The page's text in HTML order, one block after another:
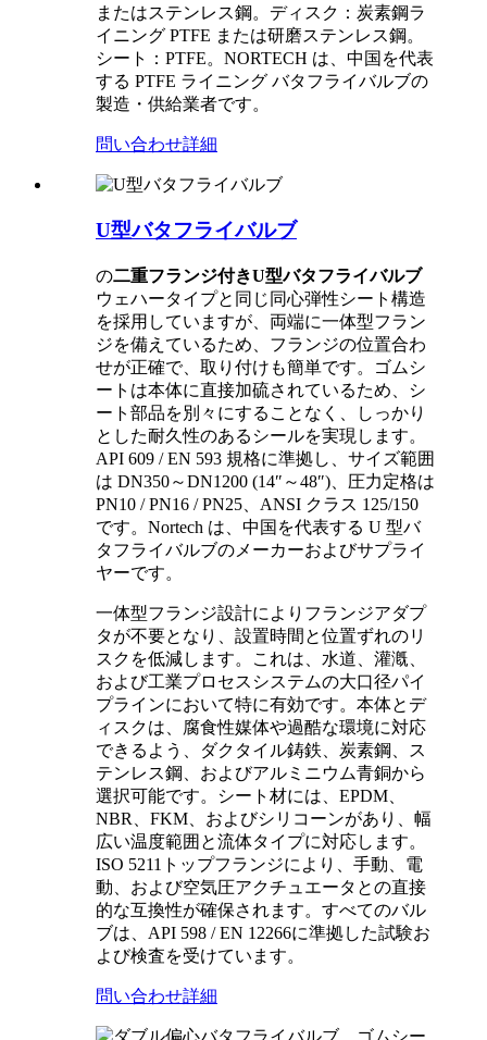
またはステンレス鋼。ディスク：炭素鋼ラ
イニング PTFE または研磨ステンレス鋼。
シート：PTFE。NORTECH は、中国を代表
する PTFE ライニング バタフライバルブの
製造・供給業者です。
問い合わせ詳細
U型バタフライバルブ
の二重フランジ付きU型バタフライバルブ
ウェハータイプと同じ同心弾性シート構造
を採用していますが、両端に一体型フラン
ジを備えているため、フランジの位置合わ
せが正確で、取り付けも簡単です。ゴムシ
ートは本体に直接加硫されているため、シ
ート部品を別々にすることなく、しっかり
とした耐久性のあるシールを実現します。
API 609 / EN 593 規格に準拠し、サイズ範囲
は DN350～DN1200 (14″～48″)、圧力定格は
PN10 / PN16 / PN25、ANSI クラス 125/150
です。Nortech は、中国を代表する U 型バ
タフライバルブのメーカーおよびサプライ
ヤーです。
一体型フランジ設計によりフランジアダプ
タが不要となり、設置時間と位置ずれのリ
スクを低減します。これは、水道、灌漑、
および工業プロセスシステムの大口径パイ
プラインにおいて特に有効です。本体とデ
ィスクは、腐食性媒体や過酷な環境に対応
できるよう、ダクタイル鋳鉄、炭素鋼、ス
テンレス鋼、およびアルミニウム青銅から
選択可能です。シート材には、EPDM、
NBR、FKM、およびシリコーンがあり、幅
広い温度範囲と流体タイプに対応します。
ISO 5211トップフランジにより、手動、電
動、および空気圧アクチュエータとの直接
的な互換性が確保されます。すべてのバル
ブは、API 598 / EN 12266に準拠した試験お
よび検査を受けています。
問い合わせ詳細